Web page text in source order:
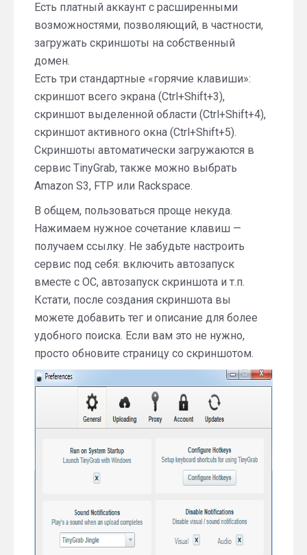
Есть платный аккаунт с расширенными
возможностями, позволяющий, в частности,
загружать скриншоты на собственный
домен.
Есть три стандартные «горячие клавиши»:
скриншот всего экрана (Ctrl+Shift+3),
скриншот выделенной области (Ctrl+Shift+4),
скриншот активного окна (Ctrl+Shift+5).
Скриншоты автоматически загружаются в
сервис TinyGrab, также можно выбрать
Amazon S3, FTP или Rackspace.
В общем, пользоваться проще некуда.
Нажимаем нужное сочетание клавиш —
получаем ссылку. Не забудьте настроить
сервис под себя: включить автозапуск
вместе с ОС, автозапуск скриншота и т.п.
Кстати, после создания скриншота вы
можете добавить тег и описание для более
удобного поиска. Если вам это не нужно,
просто обновите страницу со скриншотом.